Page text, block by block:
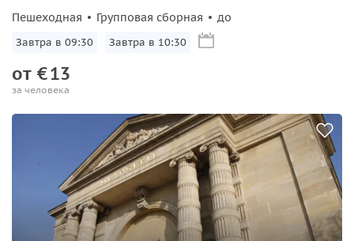
Пешеходная Групповая сборная до
Завтра в 09:30 Завтра в 10:30
от €13
за человека